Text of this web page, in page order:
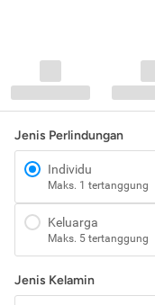
Jenis Perlindungan
Individu
Maks. 1 tertanggung
Keluarga
Maks. 5 tertanggung
Jenis Kelamin